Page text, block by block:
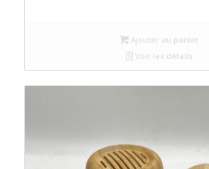
Ajouter au panier
Voir les détails